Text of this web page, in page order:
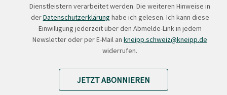
Dienstleistern verarbeitet werden. Die weiteren Hinweise in
derDatenschutzerklärung habe ich gelesen. Ich kann diese
Einwilligung jederzeit über den Abmelde-Link in jedem
Newsletter oder per E-Mail an kneipp.schweiz@kneipp.de
widerrufen.
JETZT ABONNIEREN